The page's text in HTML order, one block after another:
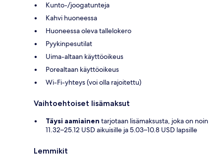
Kunto-/joogatunteja
Kahvi huoneessa
Huoneessa oleva tallelokero
Pyykinpesutilat
Uima-altaan käyttöoikeus
Porealtaan käyttöoikeus
Wi-Fi-yhteys (voi olla rajoitettu)
Vaihtoehtoiset lisämaksut
Täysi aamiainen tarjotaan lisämaksusta, joka on noin
11.32–25.12 USD aikuisille ja 5.03–10.8 USD lapsille
Lemmikit